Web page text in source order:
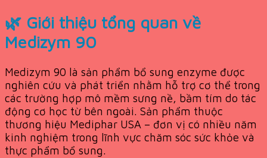
🌿 Giới thiệu tổng quan về
Medizym 90
Medizym 90 là sản phẩm bổ sung enzyme được
nghiên cứu và phát triển nhằm hỗ trợ cơ thể trong
các trường hợp mô mềm sưng nề, bầm tím do tác
động cơ học từ bên ngoài. Sản phẩm thuộc
thương hiệu Mediphar USA – đơn vị có nhiều năm
kinh nghiệm trong lĩnh vực chăm sóc sức khỏe và
thực phẩm bổ sung.